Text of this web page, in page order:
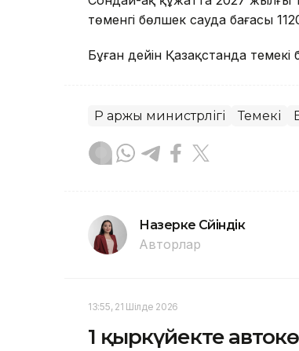
төменгі бөлшек сауда бағасы
Бұған дейін Қазақстанда темекі
ҚР Қаржы министрлігі Темекі
Назерке Сүйіндік
Авторлар
13:55, 21 Шілде 2026
1 қыркүйекте